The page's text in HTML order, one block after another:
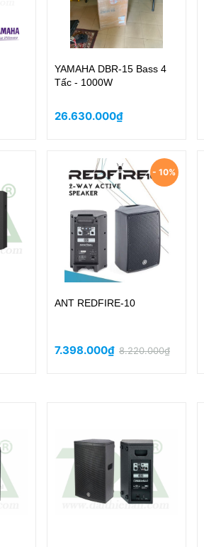
YAMAHA DBR-15 Bass 4
Tấc - 1000W
26.630.000₫
- 10%
ANT REDFIRE-10
7.398.000₫ 8.220.000₫